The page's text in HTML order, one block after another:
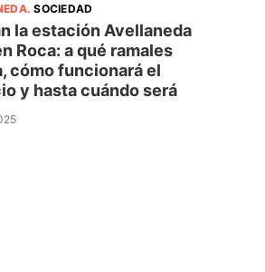
.SOCIEDAD
la estación Avellaneda
Roca: a qué ramales
cómo funcionará el
y hasta cuándo será